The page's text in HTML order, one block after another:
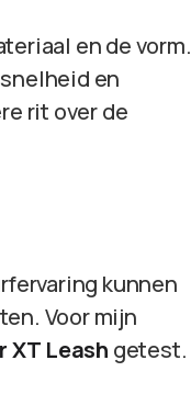
en de vorm.
en
rit over de
kunnen
Voor mijn
XT Leash getest.